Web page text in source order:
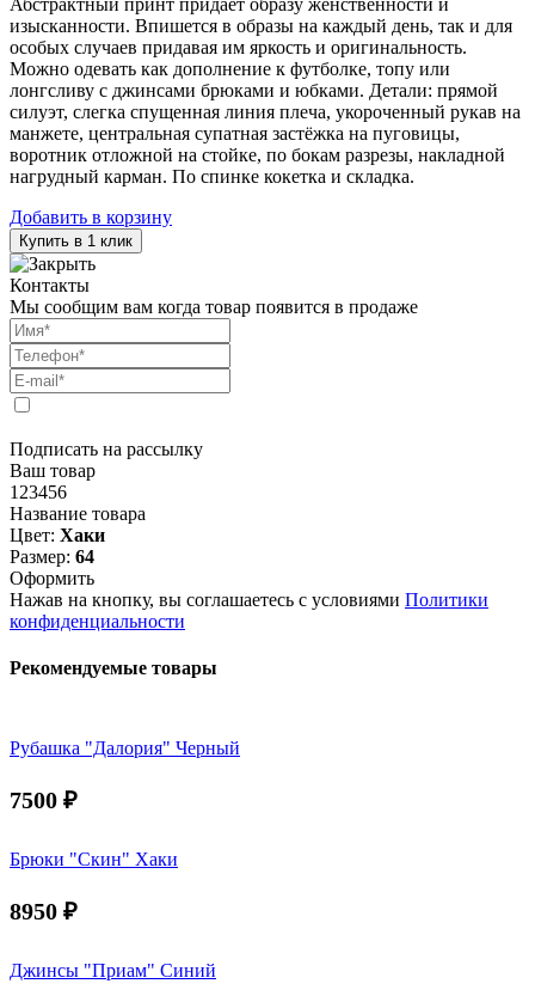
изысканности. Впишется в образы на каждый день, так и для
особых случаев придавая им яркость и оригинальность.
Можно одевать как дополнение к футболке, топу или
лонгсливу с джинсами брюками и юбками. Детали: прямой
силуэт, слегка спущенная линия плеча, укороченный рукав на
манжете, центральная супатная застёжка на пуговицы,
воротник отложной на стойке, по бокам разрезы, накладной
нагрудный карман. По спинке кокетка и складка.
Добавить в корзину
Купить в 1 клик
Контакты
Мы сообщим вам когда товар появится в продаже
Подписать на рассылку
Ваш товар
123456
Название товара
Цвет: Хаки
Размер: 64
Оформить
Нажав на кнопку, вы соглашаетесь с условиями Политики
конфиденциальности
Рекомендуемые товары
Рубашка "Далория" Черный
7500 ₽
Брюки "Скин" Хаки
8950 ₽
Джинсы "Приам" Синий